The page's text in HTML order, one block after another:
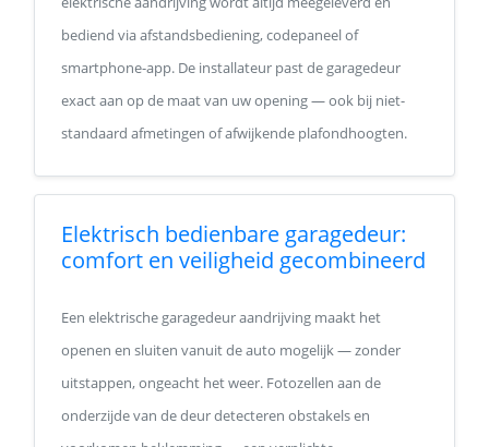
bediend via afstandsbediening, codepaneel of
smartphone-app. De installateur past de garagedeur
exact aan op de maat van uw opening — ook bij niet-
standaard afmetingen of afwijkende plafondhoogten.
Elektrisch bedienbare garagedeur:
comfort en veiligheid gecombineerd
Een elektrische garagedeur aandrijving maakt het
openen en sluiten vanuit de auto mogelijk — zonder
uitstappen, ongeacht het weer. Fotozellen aan de
onderzijde van de deur detecteren obstakels en